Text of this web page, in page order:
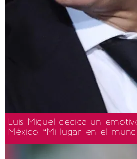
Luis Miguel dedica un
México: “Mi lugar en el